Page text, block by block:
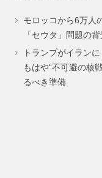
モロッコから6万人
「セウタ」問題の
トランプがイラン
もはや“不可避の核
るべき準備